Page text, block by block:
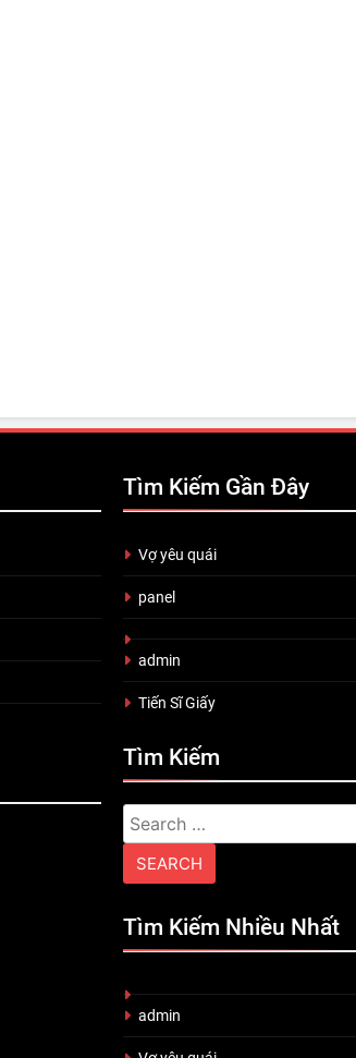
Tìm Kiếm Gần Đây
Vợ yêu quái
panel
admin
Tiến Sĩ Giấy
Tìm Kiếm
Search
for:
Tìm Kiếm Nhiều Nhất
admin